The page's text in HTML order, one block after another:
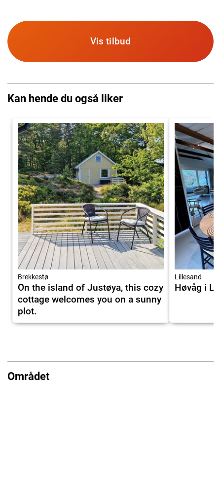
Vis tilbud
Kan hende du også liker
Brekkestø
On the island of Justøya, this cozy
cottage welcomes you on a sunny
plot.
Lillesand
Høvåg i
Området